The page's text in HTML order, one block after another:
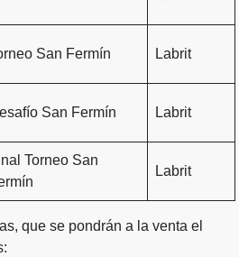
San Fermín Labrit
San Fermín Labrit
Torneo San
Labrit
que se pondrán a la venta el